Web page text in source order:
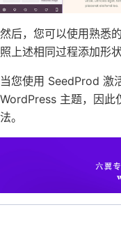
然后，您可以使用熟悉
照上述相同过程添加形状
当您使用 SeedProd 激
WordPress 主题，因此
法。